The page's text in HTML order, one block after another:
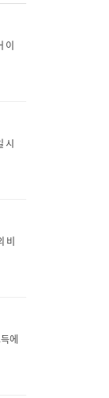
al
이
시
비
에